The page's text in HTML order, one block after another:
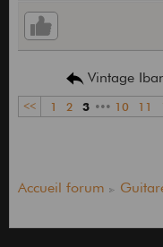
Vintage
<< 1 2 3 ••• 10 11
Accueil forum